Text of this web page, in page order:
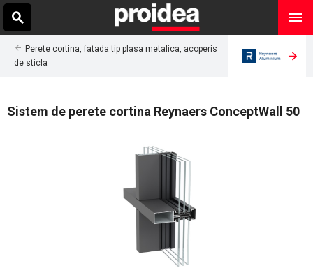
Perete cortina, fatada tip plasa metalica, acoperis
de sticla
Sistem de perete cortina Reynaers ConceptWall 50